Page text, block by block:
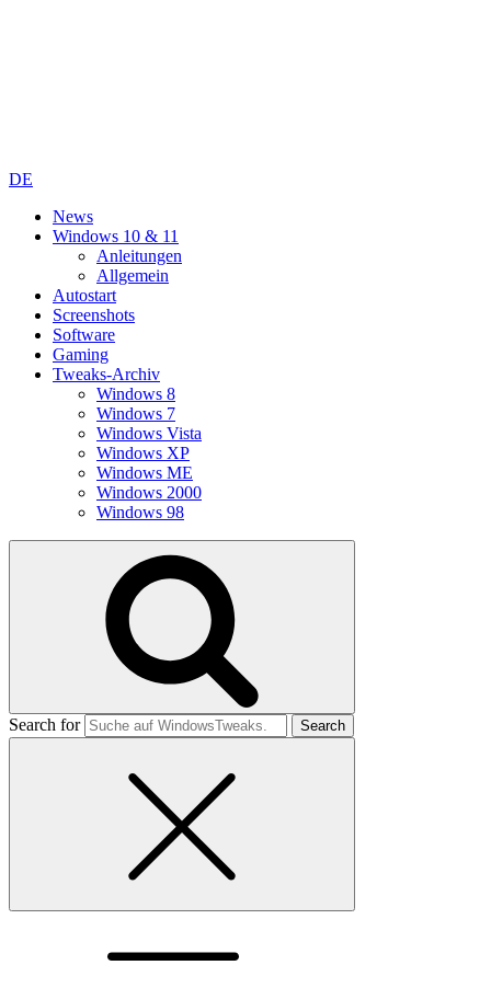
DE
News
Windows 10 & 11
Anleitungen
Allgemein
Autostart
Screenshots
Software
Gaming
Tweaks-Archiv
Windows 8
Windows 7
Windows Vista
Windows XP
Windows ME
Windows 2000
Windows 98
Search for